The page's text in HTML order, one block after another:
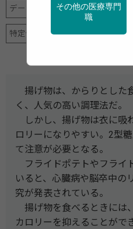
データヘルス計画 健診・検診
特定保健指導 産業保健 調
揚げ物は、からりとした
く、人気の高い調理法だ。
しかし、揚げ物は衣に吸
ロリーになりやすい。2型
て注意が必要となる。
フライドポテトやフライ
いると、心臓病や脳卒中の
究が発表されている。
揚げ物を食べるときには
カロリーを抑えることがで
その他の医療専門
職